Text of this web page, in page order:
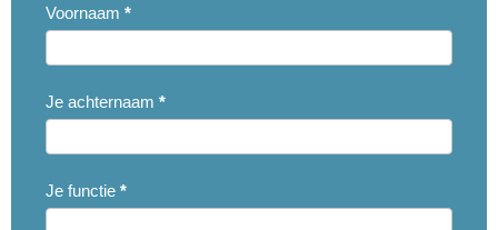
Voornaam *
Je achternaam *
Je functie *